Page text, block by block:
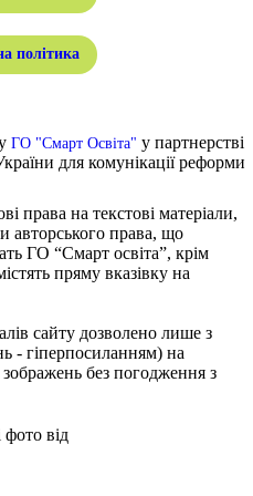
політика
ГО "Смарт Освіта" у партнерстві
для комунікації реформи
права на текстові матеріали,
авторського права, що
ГО “Смарт освіта”, крім
пряму вказівку на
сайту дозволено лише з
- гіперпосиланням) на
без погодження з
фото від